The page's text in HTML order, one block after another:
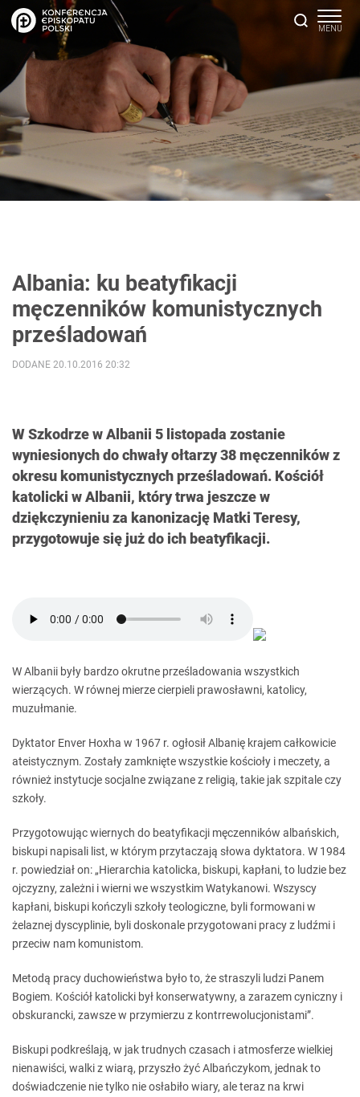
Albania: ku beatyfikacji
męczenników komunistycznych
prześladowań
W Szkodrze w Albanii 5 listopada zostanie
wyniesionych do chwały ołtarzy 38 męczenników z
okresu komunistycznych prześladowań. Kościół
katolicki w Albanii, który trwa jeszcze w
dziękczynieniu za kanonizację Matki Teresy,
przygotowuje się już do ich beatyfikacji.
DODANE 20.10.2016 20:32
W Albanii były bardzo okrutne prześladowania wszystkich
wierzących. W równej mierze cierpieli prawosławni, katolicy,
muzułmanie.
Dyktator Enver Hoxha w 1967 r. ogłosił Albanię krajem całkowicie
ateistycznym. Zostały zamknięte wszystkie kościoły i meczety, a
również instytucje socjalne związane z religią, takie jak szpitale czy
szkoły.
Przygotowując wiernych do beatyfikacji męczenników albańskich,
biskupi napisali list, w którym przytaczają słowa dyktatora. W 1984
r. powiedział on: „Hierarchia katolicka, biskupi, kapłani, to ludzie bez
ojczyzny, zależni i wierni we wszystkim Watykanowi. Wszyscy
kapłani, biskupi kończyli szkoły teologiczne, byli formowani w
żelaznej dyscyplinie, byli doskonale przygotowani pracy z ludźmi i
przeciw nam komunistom.
Metodą pracy duchowieństwa było to, że straszyli ludzi Panem
Bogiem. Kościół katolicki był konserwatywny, a zarazem cyniczny i
obskurancki, zawsze w przymierzu z kontrrewolucjonistami”.
Biskupi podkreślają, w jak trudnych czasach i atmosferze wielkiej
nienawiści, walki z wiarą, przyszło żyć Albańczykom, jednak to
doświadczenie nie tylko nie osłabiło wiary, ale teraz na krwi